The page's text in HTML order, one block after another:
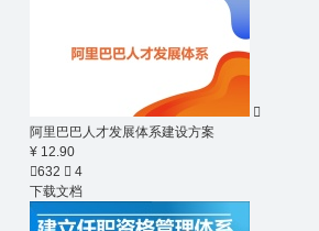

阿里巴巴人才发展体系建设方案
¥ 12.90
632  4
下载文档